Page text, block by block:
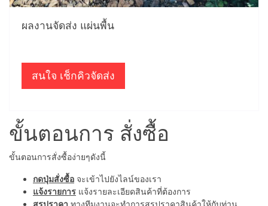
ผลงานจัดส่ง แผ่นพื้น
สนใจ เช็กคิวจัดส่ง
ขั้นตอนการ สั่งซื้อ
ขั้นตอนการสั่งซื้อง่ายๆดังนี้
กดปุ่มสั่งซื้อ จะเข้าไปยังไลน์ของเรา
แจ้งรายการ แจ้งรายละเอียดสินค้าที่ต้องการ
สรุปราคา ทางทีมงานจะทำการสรุปราคาสินค้าให้กับท่าน